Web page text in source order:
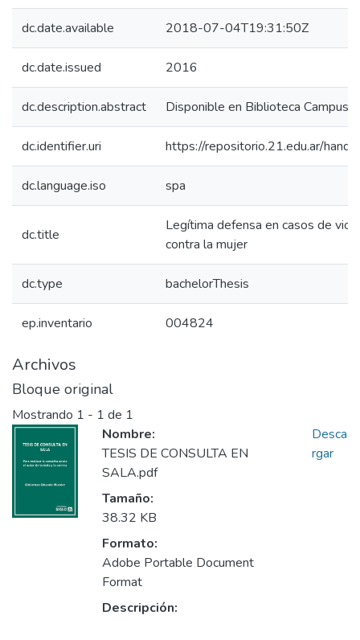
dc.date.available 2018-07-04T19:31:50Z
dc.date.issued 2016
dc.description.abstract Disponible en Biblioteca Campus
dc.identifier.uri https://repositorio.21.edu.ar/
dc.language.iso spa
dc.title
Legítima defensa en casos de
contra la mujer
dc.type bachelorThesis
ep.inventario 004824
Archivos
Bloque original
Mostrando 1 - 1 de 1
Nombre:
TESIS DE CONSULTA EN
SALA.pdf
Tamaño:
38.32 KB
Formato:
Adobe Portable Document
Format
Descripción:
Desca
rgar